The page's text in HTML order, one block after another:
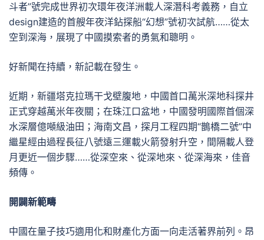
斗者”號完成世界初次環年夜洋洲載人深潛科考義務，自立
design建造的首艘年夜洋鉆探船“幻想”號初次試航……從太
空到深海，展現了中國摸索者的勇氣和聰明。
好新聞在持續，新記載在發生。
近期，新疆塔克拉瑪干戈壁腹地，中國首口萬米深地科探井
正式穿越萬米年夜關；在珠江口盆地，中國發明國際首個深
水深層億噸級油田；海南文昌，探月工程四期“鵲橋二號”中
繼星經由過程長征八號遠三運載火箭發射升空，間隔載人登
月更近一個步驟……從深空來、從深地來、從深海來，佳音
頻傳。
開闢新範疇
中國在量子技巧適用化和財產化方面一向走活著界前列。昂